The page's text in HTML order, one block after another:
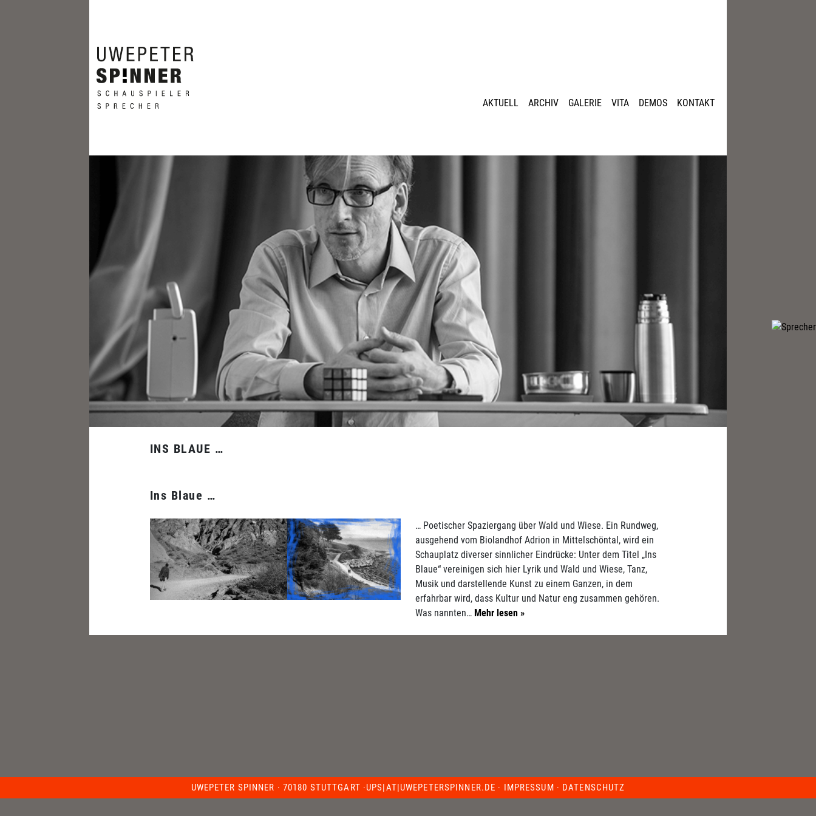
AKTUELL ARCHIV GALERIE VITA DEMOS KONTAKT
INS BLAUE …
Ins Blaue …
… Poetischer Spaziergang über Wald und Wiese. Ein Rundweg,
ausgehend vom Biolandhof Adrion in Mittelschöntal, wird ein
Schauplatz diverser sinnlicher Eindrücke: Unter dem Titel „Ins
Blaue“ vereinigen sich hier Lyrik und Wald und Wiese, Tanz,
Musik und darstellende Kunst zu einem Ganzen, in dem
erfahrbar wird, dass Kultur und Natur eng zusammen gehören.
Was nannten… Mehr lesen »
UWEPETER SPINNER · 70180 STUTTGART ·UPS|AT|UWEPETERSPINNER.DE · IMPRESSUM · DATENSCHUTZ